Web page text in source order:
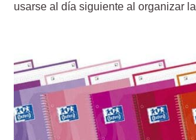
usarse al día siguiente al organizar la